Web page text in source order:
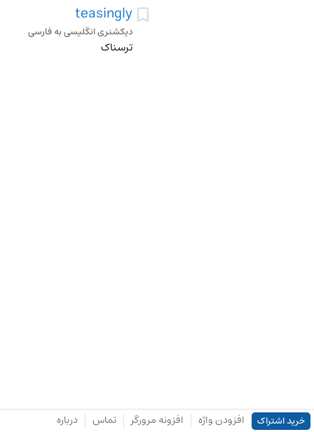
teasingly
دیکشنری انگلیسی به فارسی
ترسناک
خرید اشتراک افزودن واژه افزونه مرورگر تماس درباره